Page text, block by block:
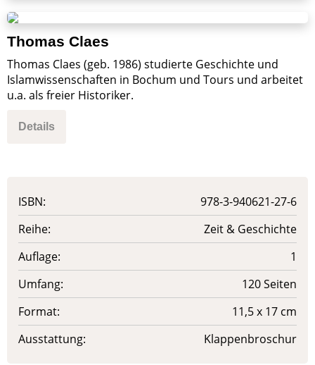
Thomas Claes
Thomas Claes (geb. 1986) studierte Geschichte und
Islamwissenschaften in Bochum und Tours und arbeitet
u.a. als freier Historiker.
Details
ISBN:
978-3-940621-27-6
Reihe:
Zeit & Geschichte
Auflage:
1
Umfang:
120 Seiten
Format:
11,5 x 17 cm
Ausstattung:
Klappenbroschur